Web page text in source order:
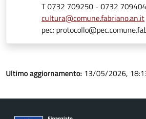
T 0732 709250 - 0732 709404
cultura@comune.fabriano.an.it
pec:
Ultimo aggiornamento: 13/05/2026,